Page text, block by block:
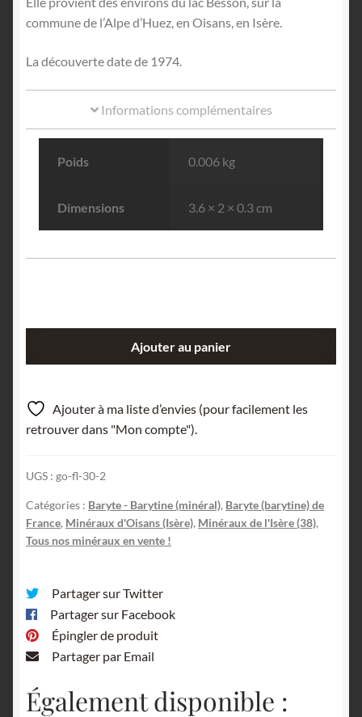
commune de l’Alpe d’Huez, en Oisans, en Isère.
La découverte date de 1974.
Informations complémentaires
Poids 0.006 kg
Dimensions 3.6 × 2 × 0.3 cm
de
Barytine,
Lac
Alpe
d’Huez,
Oisans,
Isère.
Ajouter au panier
Ajouter à ma liste d’envies (pour facilement les
retrouver dans "Mon compte").
UGS : go-fl-30-2
Catégories : Baryte - Barytine (minéral), Baryte (barytine) de
France, Minéraux d'Oisans (Isère), Minéraux de l'Isère (38),
Tous nos minéraux en vente !
Partager sur Twitter
Partager sur Facebook
Épingler de produit
Partager par Email
Également disponible :